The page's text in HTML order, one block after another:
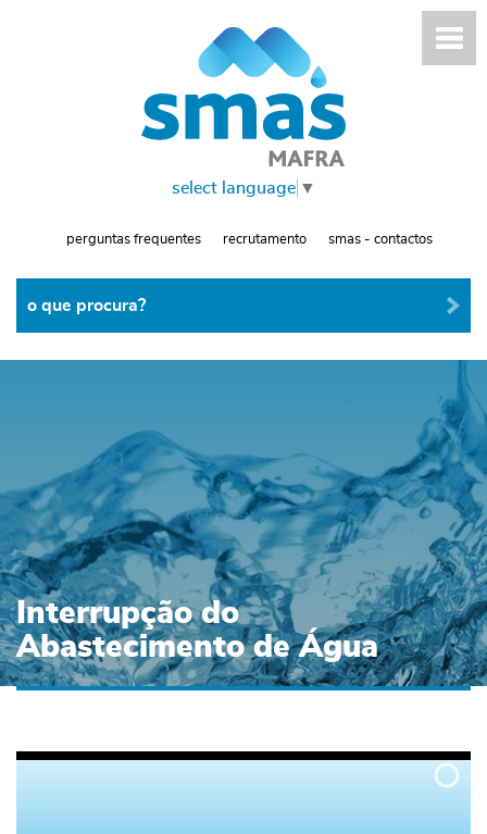
select language ▼
perguntas frequentes recrutamento smas - contactos
Interrupção do
Abastecimento de Água